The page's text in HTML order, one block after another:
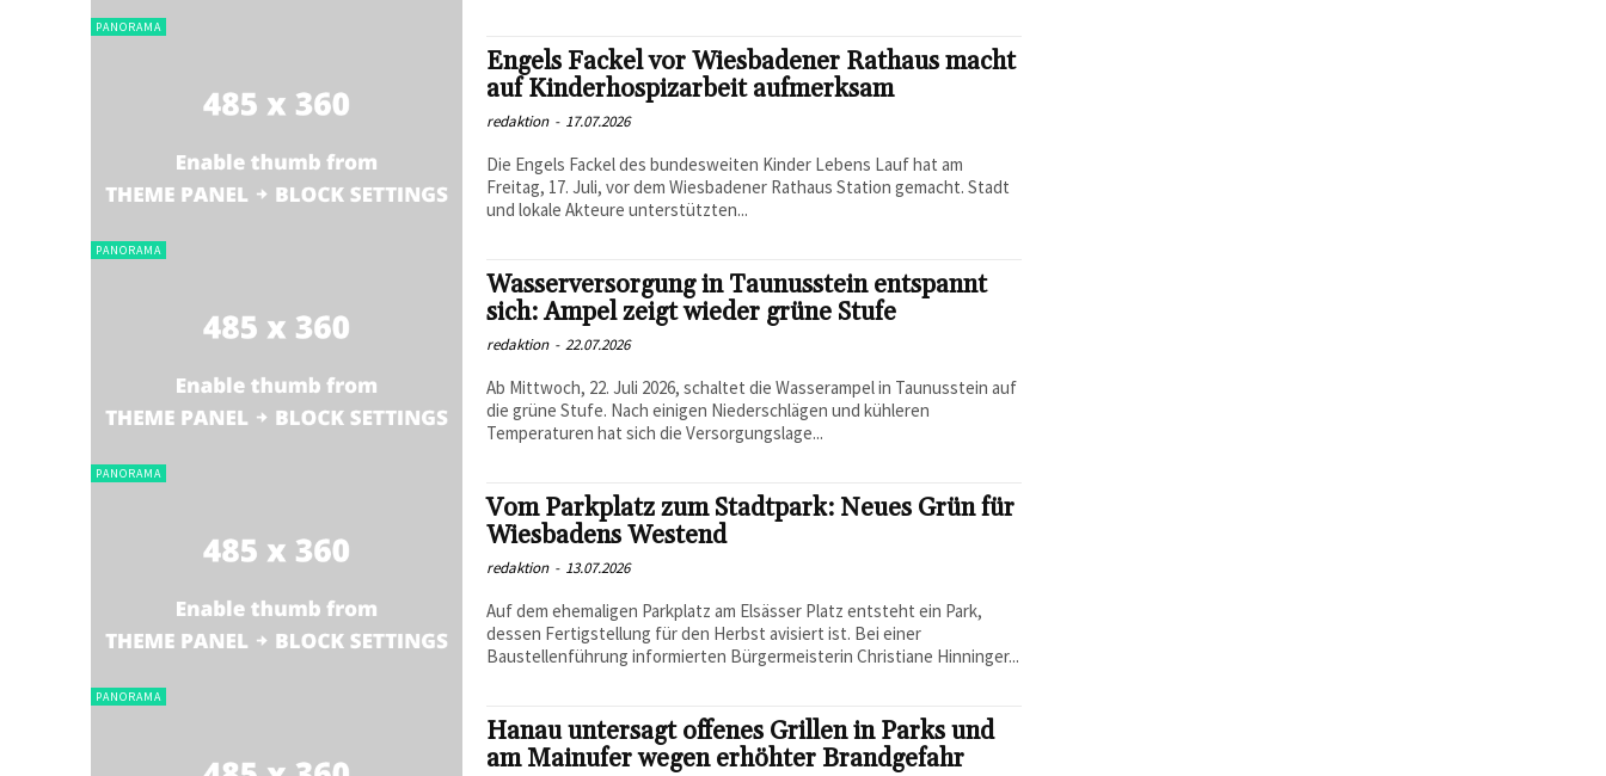
PANORAMA
PANORAMA
Engels Fackel vor Wiesbadener Rathaus macht
auf Kinderhospizarbeit aufmerksam
redaktion - 17.07.2026
Die Engels Fackel des bundesweiten Kinder Lebens Lauf hat am
Freitag, 17. Juli, vor dem Wiesbadener Rathaus Station gemacht. Stadt
und lokale Akteure unterstützten...
PANORAMA
Wasserversorgung in Taunusstein entspannt
sich: Ampel zeigt wieder grüne Stufe
redaktion - 22.07.2026
Ab Mittwoch, 22. Juli 2026, schaltet die Wasserampel in Taunusstein auf
die grüne Stufe. Nach einigen Niederschlägen und kühleren
Temperaturen hat sich die Versorgungslage...
PANORAMA
Vom Parkplatz zum Stadtpark: Neues Grün für
Wiesbadens Westend
redaktion - 13.07.2026
Auf dem ehemaligen Parkplatz am Elsässer Platz entsteht ein Park,
dessen Fertigstellung für den Herbst avisiert ist. Bei einer
Baustellenführung informierten Bürgermeisterin Christiane Hinninger...
Hanau untersagt offenes Grillen in Parks und
am Mainufer wegen erhöhter Brandgefahr